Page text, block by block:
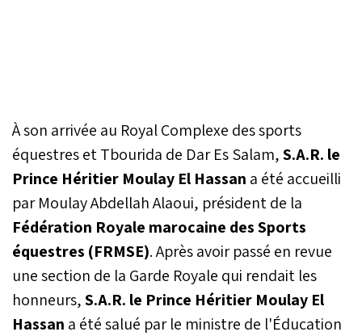
À son arrivée au Royal Complexe des sports
équestres et Tbourida de Dar Es Salam,S.A.R. le
Prince Héritier Moulay El Hassan a été accueilli
par Moulay Abdellah Alaoui, président de la
Fédération Royale marocaine des Sports
équestres (FRMSE). Après avoir passé en revue
une section de la Garde Royale qui rendait les
honneurs,S.A.R. le Prince Héritier Moulay El
Hassan a été salué par le ministre de l'Éducation